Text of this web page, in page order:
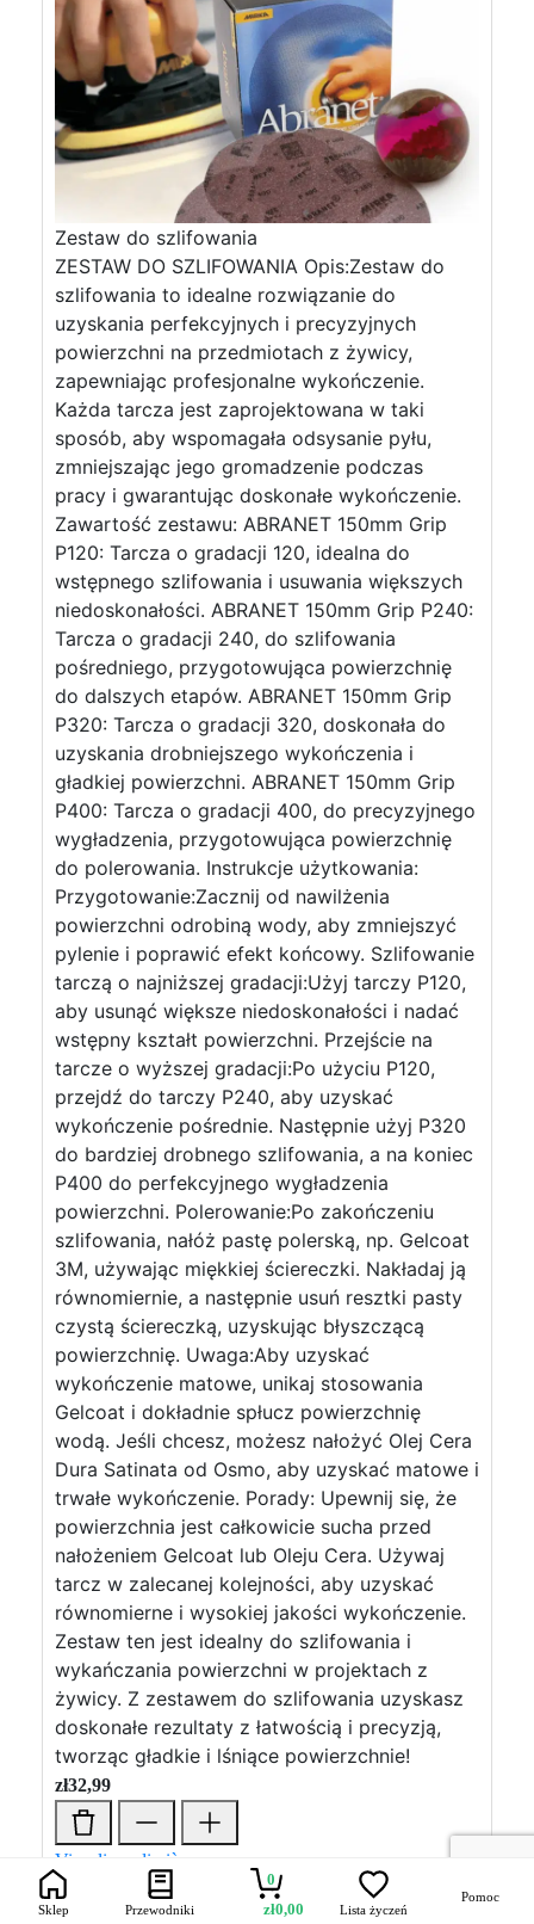
Zestaw do szlifowania
ZESTAW DO SZLIFOWANIA Opis:Zestaw do
szlifowania to idealne rozwiązanie do
uzyskania perfekcyjnych i precyzyjnych
powierzchni na przedmiotach z żywicy,
zapewniając profesjonalne wykończenie.
Każda tarcza jest zaprojektowana w taki
sposób, aby wspomagała odsysanie pyłu,
zmniejszając jego gromadzenie podczas
pracy i gwarantując doskonałe wykończenie.
Zawartość zestawu: ABRANET 150mm Grip
P120: Tarcza o gradacji 120, idealna do
wstępnego szlifowania i usuwania większych
niedoskonałości. ABRANET 150mm Grip P240:
Tarcza o gradacji 240, do szlifowania
pośredniego, przygotowująca powierzchnię
do dalszych etapów. ABRANET 150mm Grip
P320: Tarcza o gradacji 320, doskonała do
uzyskania drobniejszego wykończenia i
gładkiej powierzchni. ABRANET 150mm Grip
P400: Tarcza o gradacji 400, do precyzyjnego
wygładzenia, przygotowująca powierzchnię
do polerowania. Instrukcje użytkowania:
Przygotowanie:Zacznij od nawilżenia
powierzchni odrobiną wody, aby zmniejszyć
pylenie i poprawić efekt końcowy. Szlifowanie
tarczą o najniższej gradacji:Użyj tarczy P120,
aby usunąć większe niedoskonałości i nadać
wstępny kształt powierzchni. Przejście na
tarcze o wyższej gradacji:Po użyciu P120,
przejdź do tarczy P240, aby uzyskać
wykończenie pośrednie. Następnie użyj P320
do bardziej drobnego szlifowania, a na koniec
P400 do perfekcyjnego wygładzenia
powierzchni. Polerowanie:Po zakończeniu
szlifowania, nałóż pastę polerską, np. Gelcoat
3M, używając miękkiej ściereczki. Nakładaj ją
równomiernie, a następnie usuń resztki pasty
czystą ściereczką, uzyskując błyszczącą
powierzchnię. Uwaga:Aby uzyskać
wykończenie matowe, unikaj stosowania
Gelcoat i dokładnie spłucz powierzchnię
wodą. Jeśli chcesz, możesz nałożyć Olej Cera
Dura Satinata od Osmo, aby uzyskać matowe i
trwałe wykończenie. Porady: Upewnij się, że
powierzchnia jest całkowicie sucha przed
nałożeniem Gelcoat lub Oleju Cera. Używaj
tarcz w zalecanej kolejności, aby uzyskać
równomierne i wysokiej jakości wykończenie.
Zestaw ten jest idealny do szlifowania i
wykańczania powierzchni w projektach z
żywicy. Z zestawem do szlifowania uzyskasz
doskonałe rezultaty z łatwością i precyzją,
tworząc gładkie i lśniące powierzchnie!
zł32,99
Visualizza di più →
Sklep Przewodniki
0
zł0,00 Lista życzeń
Pomoc